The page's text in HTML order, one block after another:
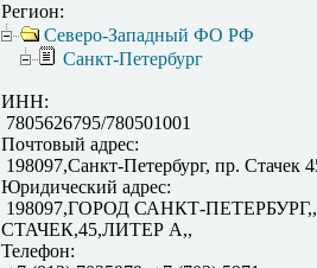
Регион:
Северо-Западный ФО РФ
Санкт-Петербург
ИНН:
7805626795/780501001
Почтовый адрес:
198097,Санкт-Петербург, пр. Стачек
Юридический адрес:
198097,ГОРОД САНКТ-
СТАЧЕК,45,ЛИТЕР А,,
Телефон: